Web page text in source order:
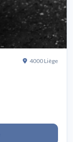
4000 Liège